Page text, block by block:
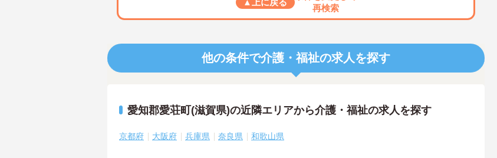
▲上に戻る
再検索
他の条件で介護・福祉の求人を探す
愛知郡愛荘町(滋賀県)の近隣エリアから介護・福祉の求人を探す
京都府 大阪府 兵庫県 奈良県 和歌山県